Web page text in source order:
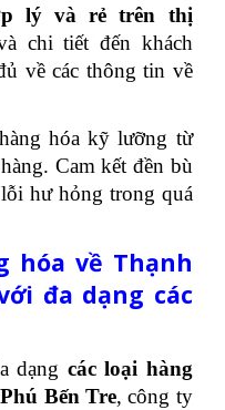
lý và rẻ trên thị
chi tiết đến khách
về các thông tin về
hóa kỹ lưỡng từ
Cam kết đền bù
hư hỏng trong quá
hóa về Thạnh
đa dạng các
dạng các loại hàng
Bến Tre, công ty